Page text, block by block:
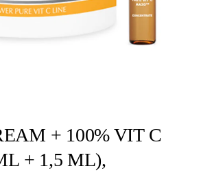
+ 100% VIT C
+ 1,5 ML),